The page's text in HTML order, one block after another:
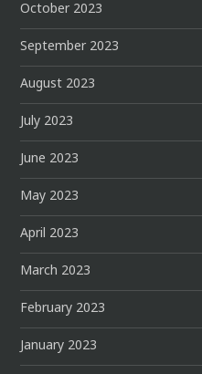
October 2023
September 2023
August 2023
July 2023
June 2023
May 2023
April 2023
March 2023
February 2023
January 2023